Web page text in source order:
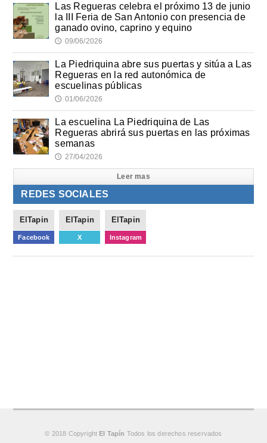
Las Regueras celebra el próximo 13 de junio
la III Feria de San Antonio con presencia de
ganado ovino, caprino y equino
🕔 09/06/2026
La Piedriquina abre sus puertas y sitúa a Las
Regueras en la red autonómica de
escuelinas públicas
🕔 01/06/2026
La escuelina La Piedriquina de Las
Regueras abrirá sus puertas en las próximas
semanas
🕔 27/04/2026
Leer mas
REDES SOCIALES
ElTapin
Facebook
ElTapin
X
ElTapin
Instagram
© 2018 Copyright El Tapín Todos los derechos reservados